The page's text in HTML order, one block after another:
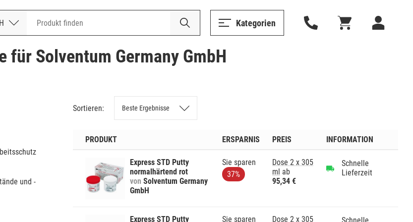
Kategorien
für Solventum Germany GmbH
und
und -
Sortieren:
PRODUKT ERSPARNIS PREIS INFORMATION
Express STD Putty
normalhärtend rot
von Solventum Germany
GmbH
Sie sparen
37%
Dose 2 x 305
ml ab
95,34 €
Schnelle
Lieferzeit
Express STD Putty
Sie sparen
Dose 2 x 305